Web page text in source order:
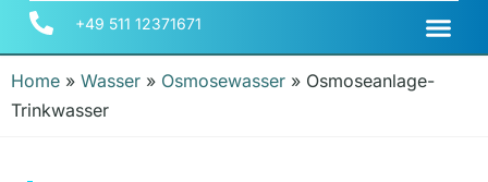
+49 511 12371671
Home » Wasser » Osmosewasser » Osmoseanlage-
Trinkwasser